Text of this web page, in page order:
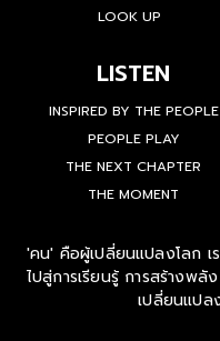
LOOK UP
LISTEN
INSPIRED BY THE PEOPLE
PEOPLE PLAY
THE NEXT CHAPTER
THE MOMENT
'คน' คือผู้เปลี่ยนแปลงโลก เ
ไปสู่การเรียนรู้ การสร้างพลั
เปลี่ยนแป